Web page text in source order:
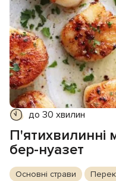
до 30 хвилин
П'ятихвилинні
бер-нуазет
Основні страви